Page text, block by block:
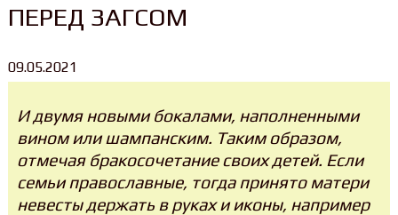
ПЕРЕД ЗАГСОМ
09.05.2021
И двумя новыми бокалами, наполненными
вином или шампанским. Таким образом,
отмечая бракосочетание своих детей. Если
семьи православные, тогда принято матери
невесты держать в руках и иконы, например